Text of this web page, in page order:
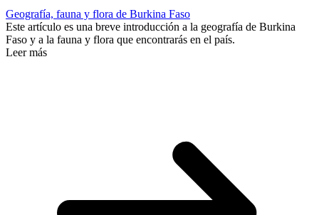
Geografía, fauna y flora de Burkina Faso
Este artículo es una breve introducción a la geografía de Burkina
Faso y a la fauna y flora que encontrarás en el país.
Leer más